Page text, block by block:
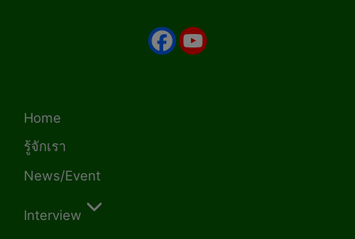
Home
รู้จักเรา
News/Event
Interview